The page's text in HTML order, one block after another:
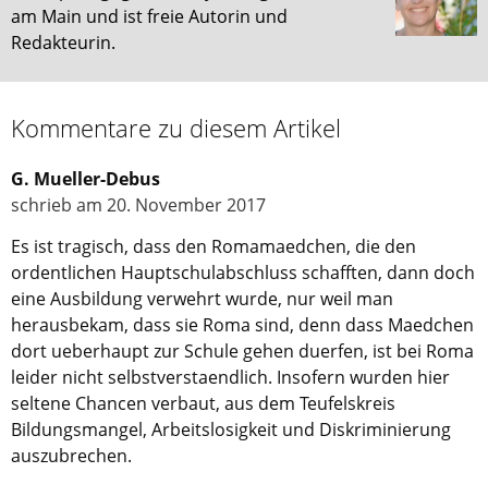
am Main und ist freie Autorin und
Redakteurin.
Kommentare zu diesem Artikel
G. Mueller-Debus
schrieb am 20. November 2017
Es ist tragisch, dass den Romamaedchen, die den
ordentlichen Hauptschulabschluss schafften, dann doch
eine Ausbildung verwehrt wurde, nur weil man
herausbekam, dass sie Roma sind, denn dass Maedchen
dort ueberhaupt zur Schule gehen duerfen, ist bei Roma
leider nicht selbstverstaendlich. Insofern wurden hier
seltene Chancen verbaut, aus dem Teufelskreis
Bildungsmangel, Arbeitslosigkeit und Diskriminierung
auszubrechen.